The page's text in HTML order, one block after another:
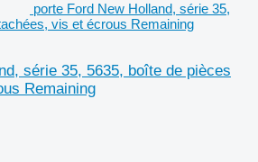
porte Ford New Holland, série 35,
vis et écrous Remaining
série 35, 5635, boîte de pièces
Remaining